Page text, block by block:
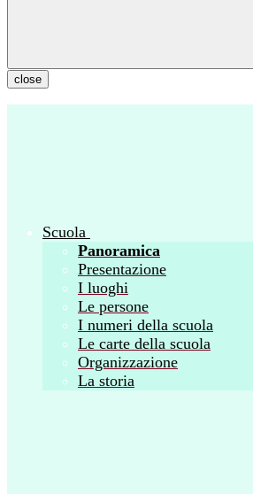
close
Scuola
Panoramica
Presentazione
I luoghi
Le persone
I numeri della scuola
Le carte della scuola
Organizzazione
La storia